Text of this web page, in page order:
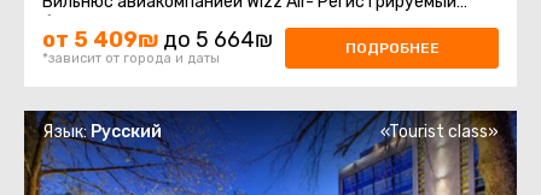
багаж 20 кг + ручная кладь- Бесплатная ...
от 5 409₪ до 5 664₪
*зависит от города и даты
ПОДРОБНЕЕ
Язык:Русский «Tourist class»